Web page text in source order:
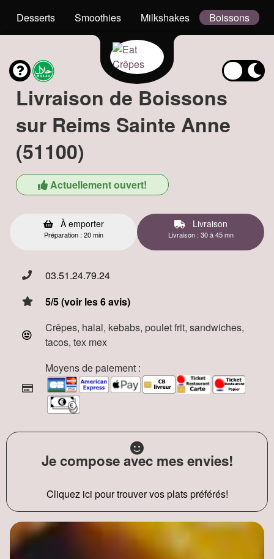
Desserts Smoothies Milkshakes Boissons
Livraison de Boissons
sur Reims Sainte Anne
(51100)
Actuellement ouvert!
À emporter
Préparation : 20 min
Livraison
Livraison : 30 à 45 mn
03.51.24.79.24
5/5 (voir les 6 avis)
Crêpes, halal, kebabs, poulet frit, sandwiches,
tacos, tex mex
Moyens de paiement :
Je compose avec mes envies!
Cliquez ici pour trouver vos plats préférés!